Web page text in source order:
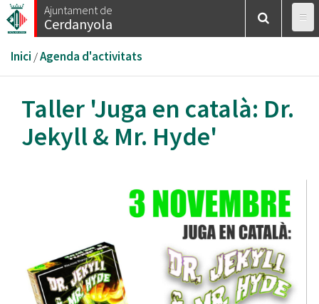
Vés
al
Ajuntament de
Cerdanyola
Esteu
aquí
Inici /Agenda d'activitats
Taller 'Juga en català: Dr.
Jekyll & Mr. Hyde'